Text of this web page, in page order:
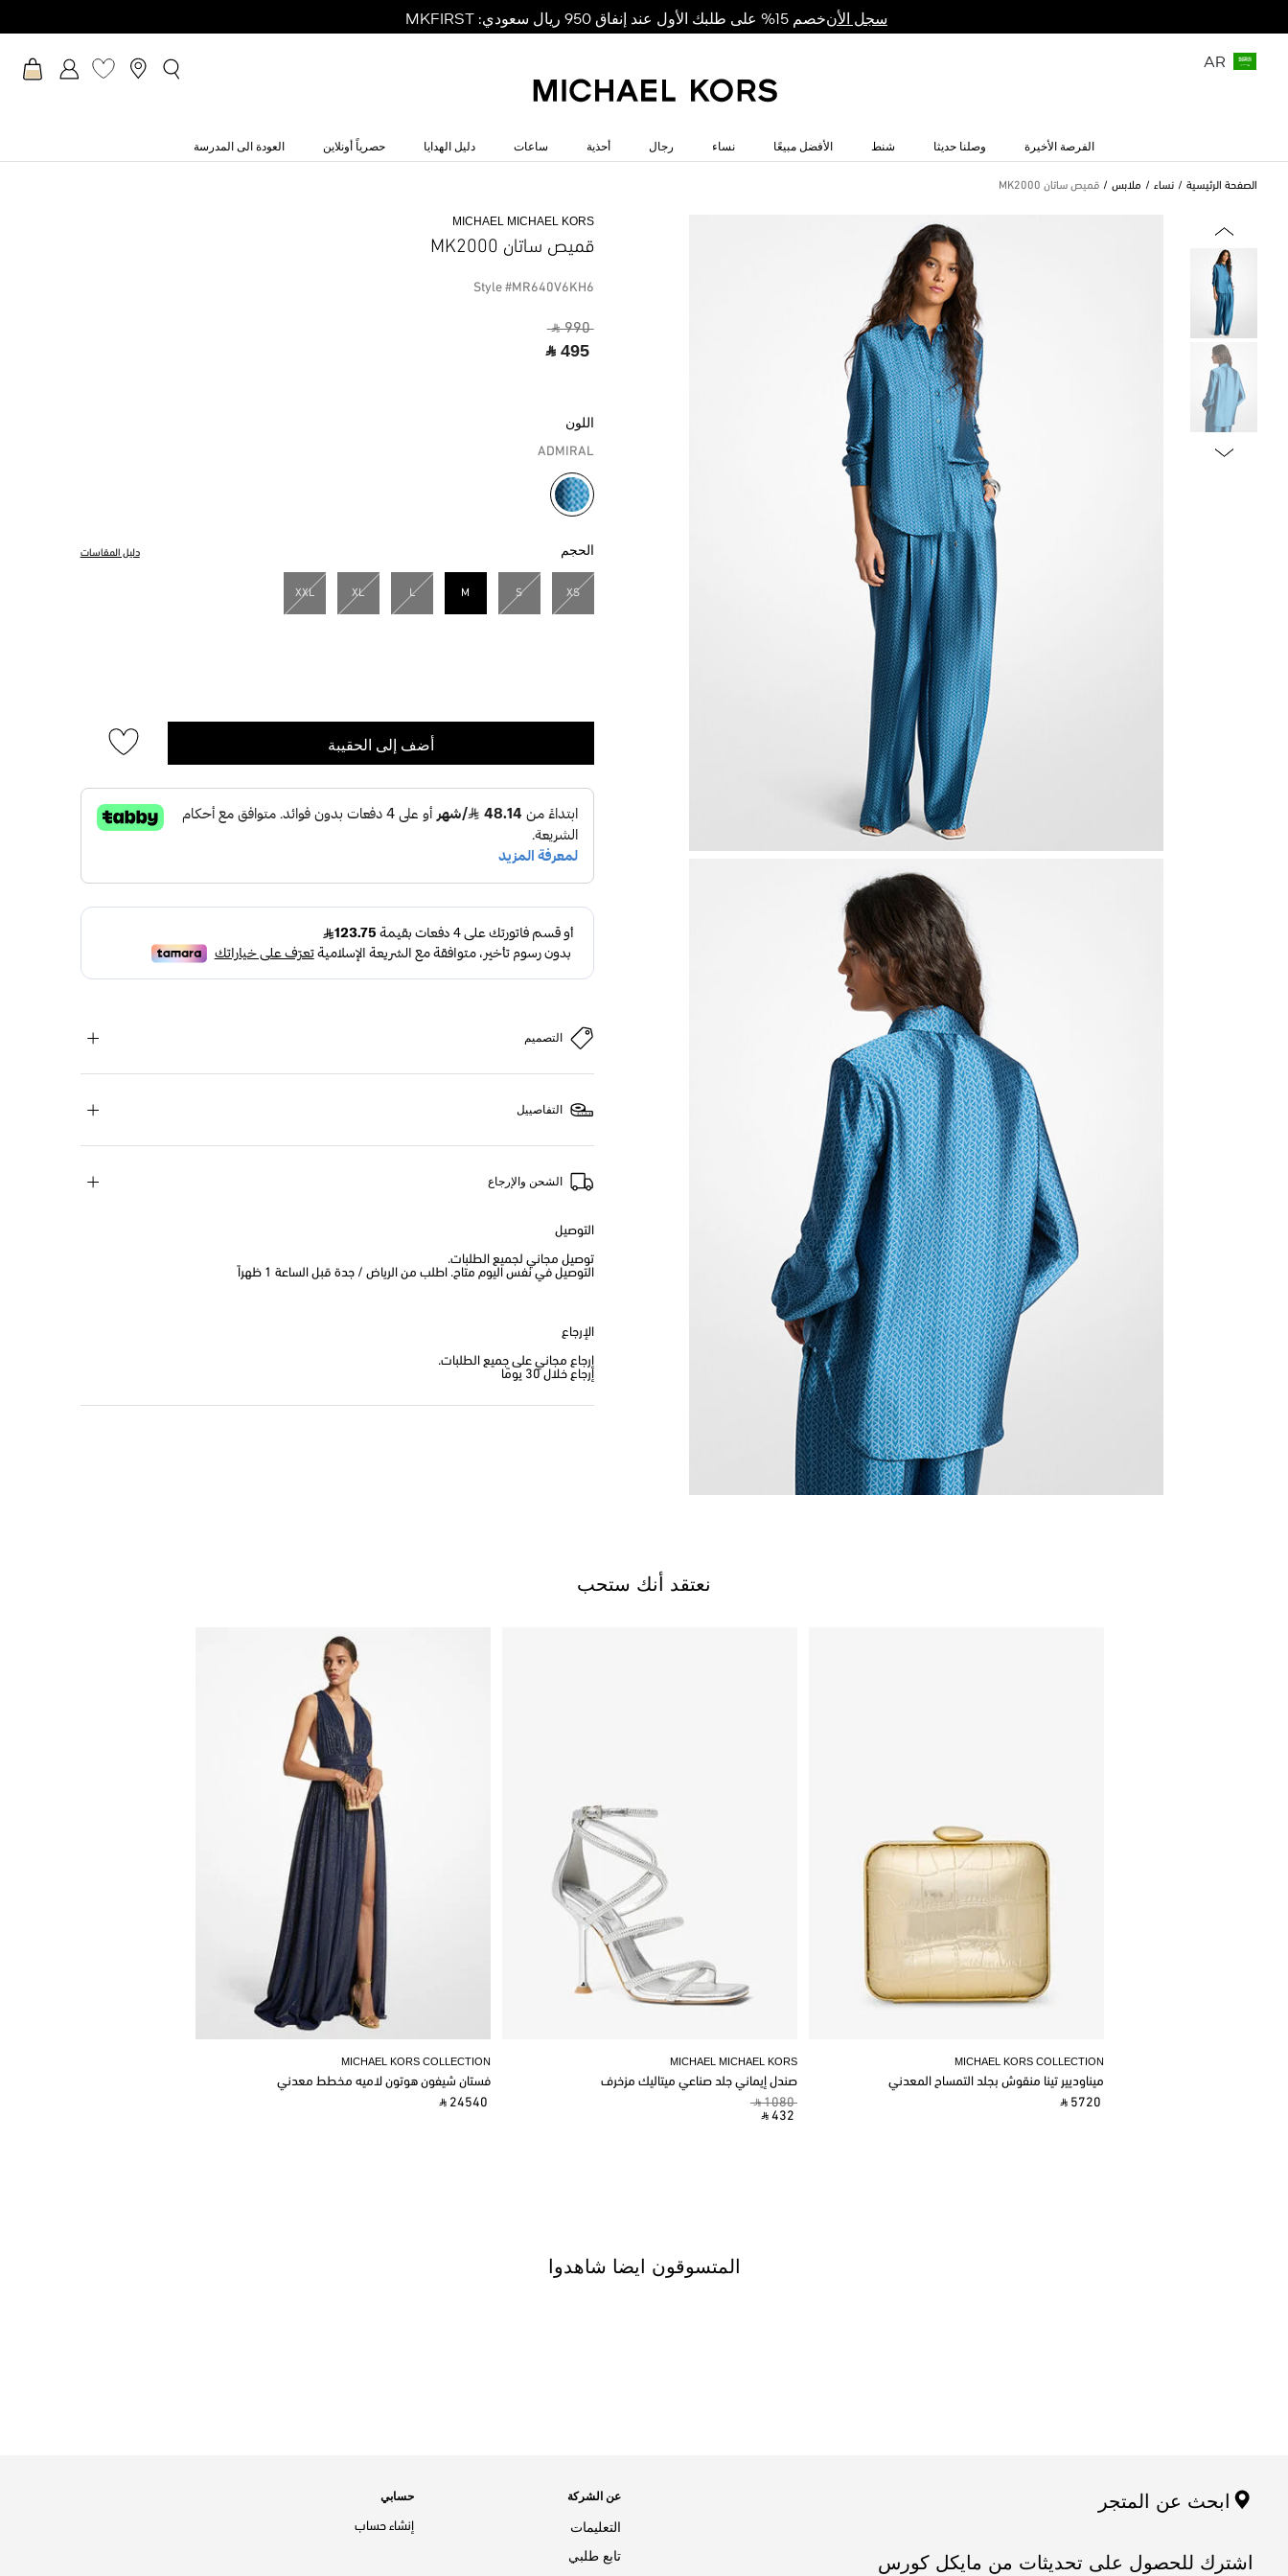
سجل الأنخصم 15% على طلبك الأول عند إنفاق 950 ريال سعودي: MKFIRST
AR
الفرصة الأخيرة وصلنا حديثا شنط الأفضل مبيعًا نساء رجال أحذية ساعات دليل الهدايا حصرياً أونلاين العودة الى المدرسة
الصفحة الرئيسية نساء ملابس قميص ساتان MK2000
MICHAEL MICHAEL KORS
قميص ساتان MK2000
Style #MR640V6KH6
‎ ⃁ 990 ‎
‎ ⃁ 495 ‎
اللون
ADMIRAL
مختار
الحجم دليل المقاسات
XS
S
M
L
XL
XXL
أضف إلى الحقيبة
التصميم
التفاصييل
الشحن والإرجاع
التوصيل
توصيل مجاني لجميع الطلبات.
التوصيل في نفس اليوم متاح. اطلب من الرياض / جدة قبل الساعة 1 ظهراً
الإرجاع
إرجاع مجاني على جميع الطلبات.
إرجاع خلال 30 يومًا
نعتقد أنك ستحب
MICHAEL KORS COLLECTION
فستان شيفون هوتون لاميه مخطط معدني
‎ ⃁ 24540 ‎
MICHAEL MICHAEL KORS
صندل إيماني جلد صناعي ميتاليك مزخرف
‎ ⃁ 1080 ‎
‎ ⃁ 432 ‎
MICHAEL KORS COLLECTION
ميناوديير تينا منقوش بجلد التمساح المعدني
‎ ⃁ 5720 ‎
المتسوقون ايضا شاهدوا
ابحث عن المتجر
اشترك للحصول على تحديثات من مايكل كورس
عن الشركة
التعليمات
تابع طلبي
حسابي
إنشاء حساب